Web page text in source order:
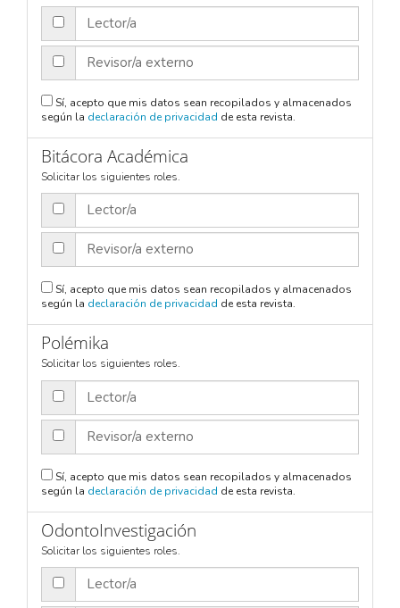
Lector/a
Revisor/a externo
según la declaración de privacidad de esta revista.
Bitácora Académica
Solicitar los siguientes roles.
Lector/a
Revisor/a externo
según la declaración de privacidad de esta revista.
Polémika
Solicitar los siguientes roles.
Lector/a
Revisor/a externo
según la declaración de privacidad de esta revista.
OdontoInvestigación
Solicitar los siguientes roles.
Lector/a